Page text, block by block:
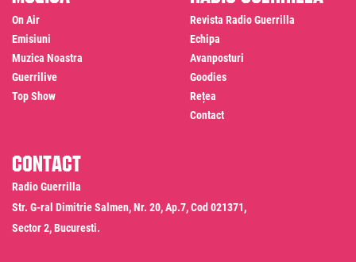
On Air
Emisiuni
Muzica Noastra
Guerrilive
Top Show
Revista Radio Guerrilla
Echipa
Avanposturi
Goodies
Rețea
Contact
Contact
Radio Guerrilla
Str. G-ral Dimitrie Salmen, Nr. 20, Ap.7, Cod 021371,
Sector 2, Bucuresti.